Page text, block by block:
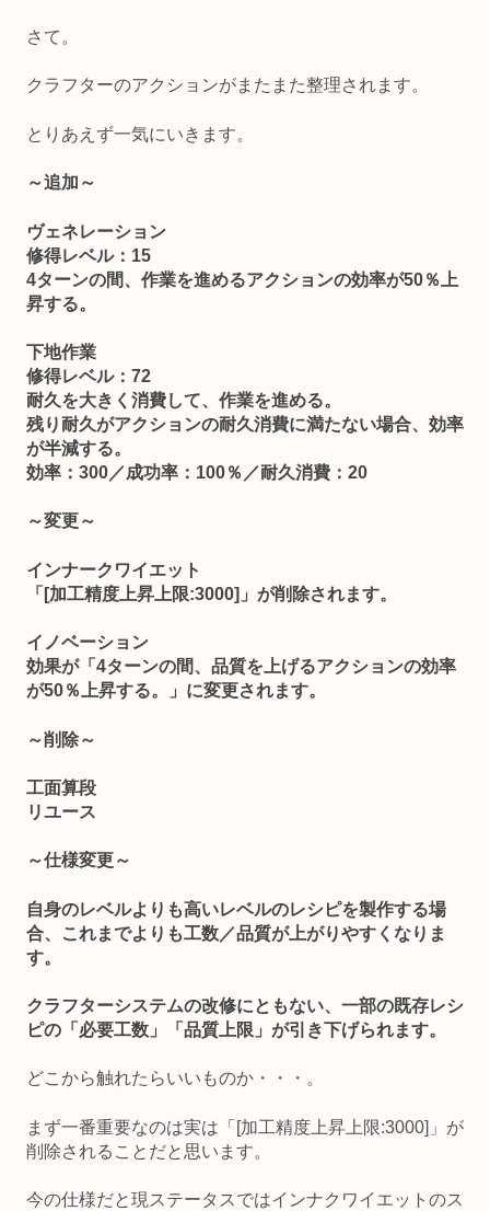
さて。
クラフターのアクションがまたまた整理されます。
とりあえず一気にいきます。
～追加～
ヴェネレーション
修得レベル：15
4ターンの間、作業を進めるアクションの効率が50％上
昇する。
下地作業
修得レベル：72
耐久を大きく消費して、作業を進める。
残り耐久がアクションの耐久消費に満たない場合、効率
が半減する。
効率：300／成功率：100％／耐久消費：20
～変更～
インナークワイエット
「[加工精度上昇上限:3000]」が削除されます。
イノベーション
効果が「4ターンの間、品質を上げるアクションの効率
が50％上昇する。」に変更されます。
～削除～
工面算段
リユース
～仕様変更～
自身のレベルよりも高いレベルのレシピを製作する場
合、これまでよりも工数／品質が上がりやすくなりま
す。
クラフターシステムの改修にともない、一部の既存レシ
ピの「必要工数」「品質上限」が引き下げられます。
どこから触れたらいいものか・・・。
まず一番重要なのは実は「[加工精度上昇上限:3000]」が
削除されることだと思います。
今の仕様だと現ステータスではインナクワイエットのス